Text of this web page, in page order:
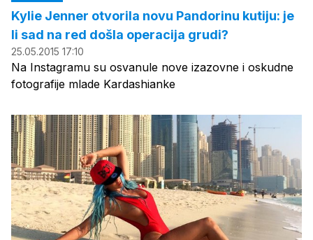
Kylie Jenner otvorila novu Pandorinu kutiju: je
li sad na red došla operacija grudi?
25.05.2015 17:10
Na Instagramu su osvanule nove izazovne i oskudne
fotografije mlade Kardashianke